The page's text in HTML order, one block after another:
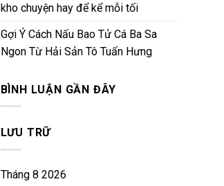
kho chuyện hay để kể mỗi tối
Gợi Ý Cách Nấu Bao Tử Cá Ba Sa
Ngon Từ Hải Sản Tô Tuấn Hưng
BÌNH LUẬN GẦN ĐÂY
LƯU TRỮ
Tháng 8 2026